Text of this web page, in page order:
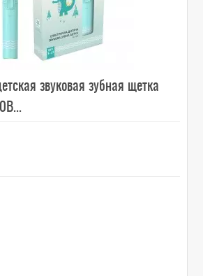
звуковая зубная щетка